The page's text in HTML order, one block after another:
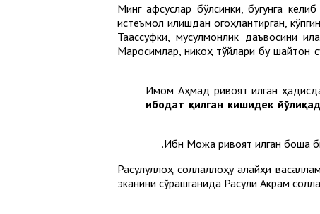
Минг афсуслар бўлсинки, бугунга
истеъмол қилишдан огоҳлантирган,
Таассуфки, мусулмонлик даъвосини
Маросимлар, никоҳ тўйлари бу шайтон
Имом Аҳмад ривоят қилган
ибодат қилган кишидек
Ибн Можа ривоят қилган бошқа
Расулуллоҳ соллаллоҳу алайҳи
эканини сўрашганида Расули Акрам